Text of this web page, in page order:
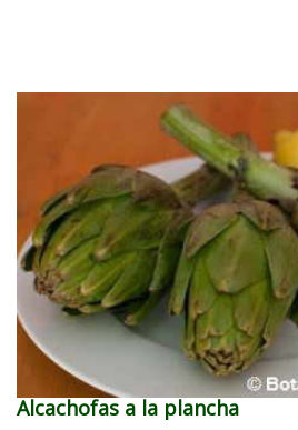
Alcachofas a la plancha